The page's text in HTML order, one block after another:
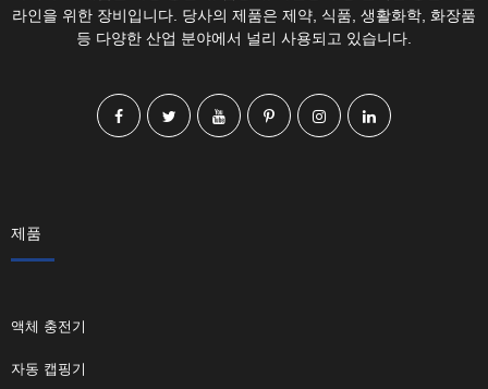
라인을 위한 장비입니다. 당사의 제품은 제약, 식품, 생활화학, 화장품
등 다양한 산업 분야에서 널리 사용되고 있습니다.
제품
액체 충전기
자동 캡핑기